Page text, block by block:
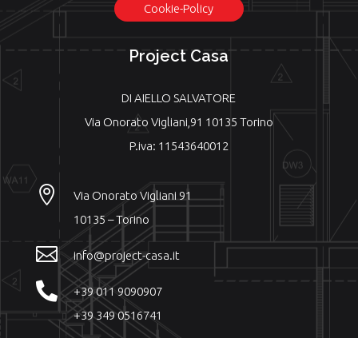
Cookie-Policy
Project Casa
DI AIELLO SALVATORE
Via Onorato Vigliani,91 10135 Torino
P.iva: 11543640012

Via Onorato Vigliani 91
10135 – Torino
 info@project-casa.it

+39 011 9090907
+39 349 0516741